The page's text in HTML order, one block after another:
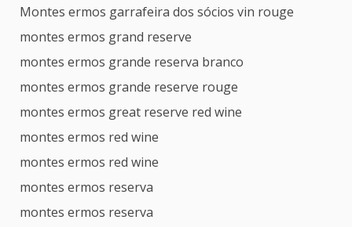
Montes ermos garrafeira dos sócios vin rouge
montes ermos grand reserve
montes ermos grande reserva branco
montes ermos grande reserve rouge
montes ermos great reserve red wine
montes ermos red wine
montes ermos red wine
montes ermos reserva
montes ermos reserva